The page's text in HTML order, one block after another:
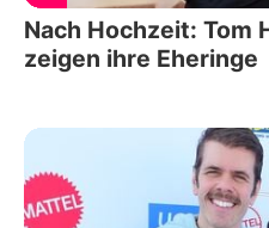
Nach Hochzeit: Tom
zeigen ihre Eheringe